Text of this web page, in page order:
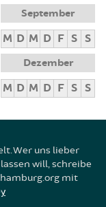
September
M D M D F S S
Dezember
M D M D F S S
Wer uns lieber
will, schreibe
mit